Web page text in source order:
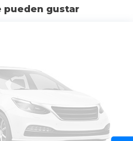
pueden gustar